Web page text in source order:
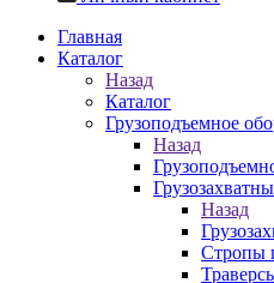
Главная
Каталог
Назад
Каталог
Грузоподъемное
Назад
Назад
Стропы